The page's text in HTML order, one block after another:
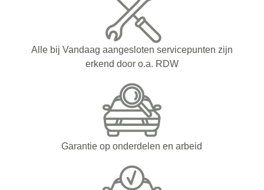
Alle bij Vandaag aangesloten servicepunten zijn
erkend door o.a. RDW
Garantie op onderdelen en arbeid